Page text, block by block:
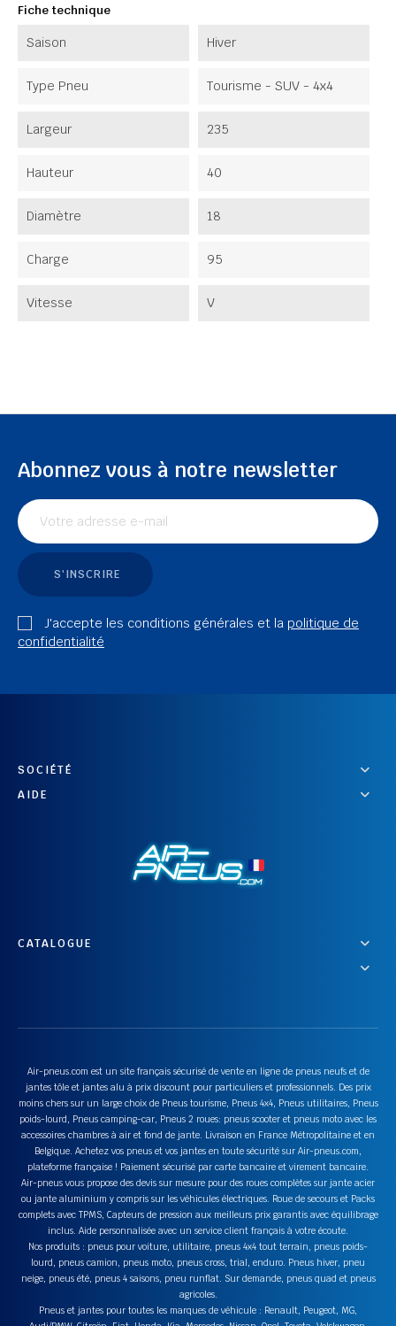
Fiche technique
Saison Hiver
Type Pneu Tourisme - SUV - 4x4
Largeur 235
Hauteur 40
Diamètre 18
Charge 95
Vitesse V
Abonnez vous à notre newsletter
S'INSCRIRE
J'accepte les conditions générales et la politique de
confidentialité
SOCIÉTÉ
AIDE
CATALOGUE
Air-pneus.com est un site français sécurisé de vente en ligne de pneus neufs et de
jantes tôle et jantes alu à prix discount pour particuliers et professionnels. Des prix
moins chers sur un large choix de Pneus tourisme, Pneus 4x4, Pneus utilitaires, Pneus
poids-lourd, Pneus camping-car, Pneus 2 roues: pneus scooter et pneus moto avec les
accessoires chambres à air et fond de jante. Livraison en France Métropolitaine et en
Belgique. Achetez vos pneus et vos jantes en toute sécurité sur Air-pneus.com,
plateforme française ! Paiement sécurisé par carte bancaire et virement bancaire.
Air-pneus vous propose des devis sur mesure pour des roues complètes sur jante acier
ou jante aluminium y compris sur les véhicules électriques. Roue de secours et Packs
complets avec TPMS, Capteurs de pression aux meilleurs prix garantis avec équilibrage
inclus. Aide personnalisée avec un service client français à votre écoute.
Nos produits : pneus pour voiture, utilitaire, pneus 4x4 tout terrain, pneus poids-
lourd, pneus camion, pneus moto, pneus cross, trial, enduro. Pneus hiver, pneu
neige, pneus été, pneus 4 saisons, pneu runflat. Sur demande, pneus quad et pneus
agricoles.
Pneus et jantes pour toutes les marques de véhicule : Renault, Peugeot, MG,